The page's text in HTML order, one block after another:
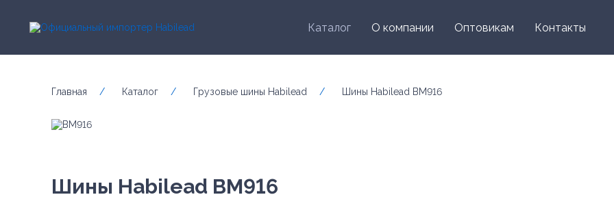
Каталог О компании Оптовикам Контакты
Главная / Каталог / Грузовые шины Habilead / Шины Habilead BM916
Шины Habilead BM916